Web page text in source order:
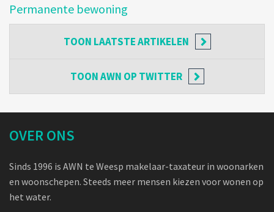
Permanente bewoning
TOON LAATSTE ARTIKELEN
TOONAWN OP TWITTER
OVER ONS
Sinds 1996 is AWN te Weesp makelaar-taxateur in woonarken
en woonschepen. Steeds meer mensen kiezen voor wonen op
het water.